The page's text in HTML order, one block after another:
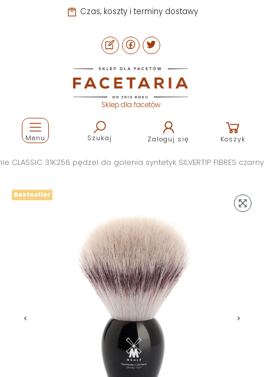
Czas, koszty i terminy dostawy
Sklep dla facetów
Szukaj Zaloguj się Koszyk
Menu
CLASSIC 31K256 pędzel do golenia syntetyk SILVERTIP FIBRES czarny
Bestseller